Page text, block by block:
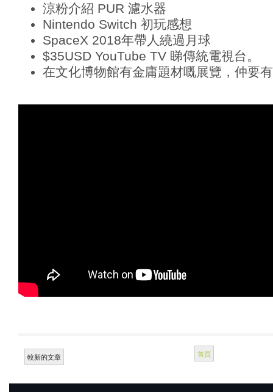
涼粉介紹 PUR 濾水器
Nintendo Switch 初玩感想
SpaceX 2018年帶人繞過月球
$35USD YouTube TV 睇傳統電視台。
在文化博物館有金庸題材嘅展覽，仲要
較新的文章 首頁